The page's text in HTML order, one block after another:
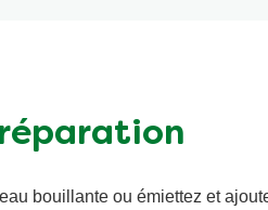
bouillante ou émiettez et